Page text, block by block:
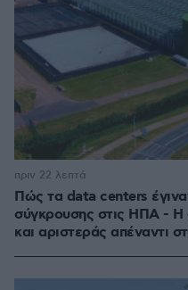
Πώς τα data centers
σύγκρουσης στις ΗΠΑ - Η
και αριστεράς απέναντι
πριν 22 λεπτά